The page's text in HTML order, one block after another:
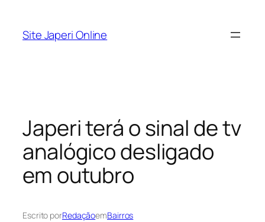
Site Japeri Online
Japeri terá o sinal de tv
analógico desligado
em outubro
Escrito porRedaçãoemBairros